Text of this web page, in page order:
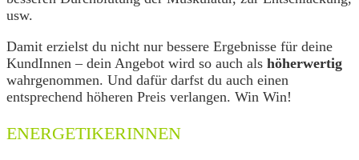
usw.
Damit erzielst du nicht nur bessere Ergebnisse für deine
KundInnen – dein Angebot wird so auch als höherwertig
wahrgenommen. Und dafür darfst du auch einen
entsprechend höheren Preis verlangen. Win Win!
ENERGETIKERINNEN